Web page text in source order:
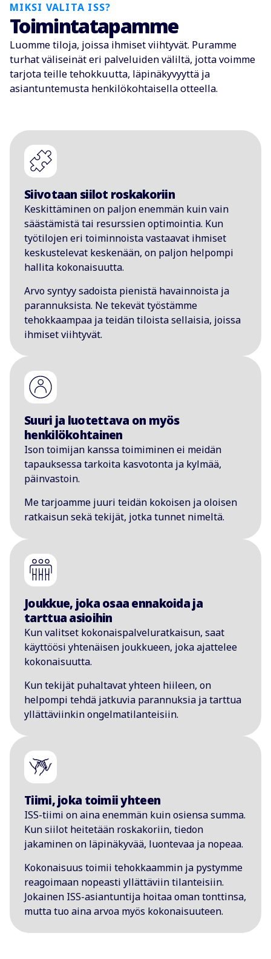
MIKSI VALITA ISS?
Toimintatapamme
Luomme tiloja, joissa ihmiset viihtyvät. Puramme
turhat väliseinät eri palveluiden väliltä, jotta voimme
tarjota teille tehokkuutta, läpinäkyvyyttä ja
asiantuntemusta henkilökohtaisella otteella.
Siivotaan siilot roskakoriin
Keskittäminen on paljon enemmän kuin vain
säästämistä tai resurssien optimointia. Kun
työtilojen eri toiminnoista vastaavat ihmiset
keskustelevat keskenään, on paljon helpompi
hallita kokonaisuutta.
Arvo syntyy sadoista pienistä havainnoista ja
parannuksista. Ne tekevät työstämme
tehokkaampaa ja teidän tiloista sellaisia, joissa
ihmiset viihtyvät.
Suuri ja luotettava on myös
henkilökohtainen
Ison toimijan kanssa toimiminen ei meidän
tapauksessa tarkoita kasvotonta ja kylmää,
päinvastoin.
Me tarjoamme juuri teidän kokoisen ja oloisen
ratkaisun sekä tekijät, jotka tunnet nimeltä.
Joukkue, joka osaa ennakoida ja
tarttua asioihin
Kun valitset kokonaispalveluratkaisun, saat
käyttöösi yhtenäisen joukkueen, joka ajattelee
kokonaisuutta.
Kun tekijät puhaltavat yhteen hiileen, on
helpompi tehdä jatkuvia parannuksia ja tarttua
yllättäviinkin ongelmatilanteisiin.
Tiimi, joka toimii yhteen
ISS-tiimi on aina enemmän kuin osiensa summa.
Kun siilot heitetään roskakoriin, tiedon
jakaminen on läpinäkyvää, luontevaa ja nopeaa.
Kokonaisuus toimii tehokkaammin ja pystymme
reagoimaan nopeasti yllättäviin tilanteisiin.
Jokainen ISS-asiantuntija hoitaa oman tonttinsa,
mutta tuo aina arvoa myös kokonaisuuteen.